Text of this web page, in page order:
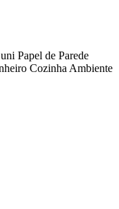
Papel de Parede
Cozinha Ambiente